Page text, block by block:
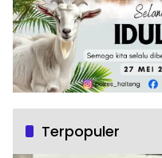
Terpopuler